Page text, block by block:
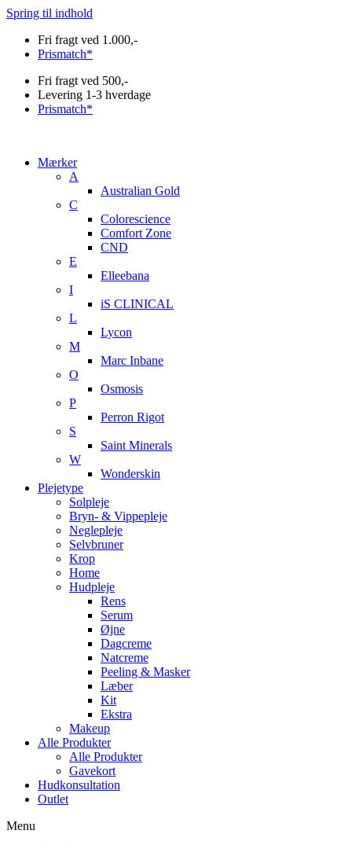
Spring til indhold
Fri fragt ved 1.000,-
Prismatch*
Fri fragt ved 500,-
Levering 1-3 hverdage
Prismatch*
Mærker
A
Australian Gold
C
Colorescience
Comfort Zone
CND
E
Elleebana
I
iS CLINICAL
L
Lycon
M
Marc Inbane
O
Osmosis
P
Perron Rigot
S
Saint Minerals
W
Wonderskin
Plejetype
Solpleje
Bryn- & Vippepleje
Neglepleje
Selvbruner
Krop
Home
Hudpleje
Rens
Serum
Øjne
Dagcreme
Natcreme
Peeling & Masker
Læber
Kit
Ekstra
Makeup
Alle Produkter
Alle Produkter
Gavekort
Hudkonsultation
Outlet
Menu